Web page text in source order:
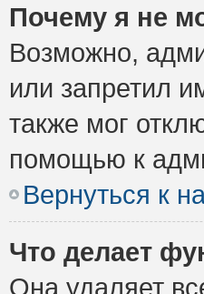
Почему я не
Возможно,
или запретил
также мог
помощью к
Вернуться к
Что делает
Она удаляет